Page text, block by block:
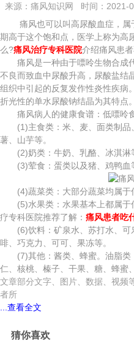
来源：痛风知识网 时间：2021-
痛风也可以叫高尿酸血症，属
期高于这个饱和点，医学上称为高
么?痛风治疗专科医院介绍痛风患
痛风是一种由于嘌呤生物合成
不良而致血中尿酸升高，尿酸盐结
组织中引起的反复发作性炎性疾病
折光性的单水尿酸钠结晶为其特点。
痛风病人的健康食谱：低嘌呤食
(1)主食类：米、麦、面类制品
薯、山芋等。
(2)奶类：牛奶、乳酪、冰淇淋
(3)荤食：蛋类以及猪、鸡鸭血
(4)蔬菜类：大部分蔬菜均属于
(5)水果类：水果基本上都属于
疗专科医院推荐了解： 痛风患者吃
(6)饮料：矿泉水、苏打水、可
啡、巧克力、可可、果冻等。
(7)其他：酱类、蜂蜜。油脂类
仁、核桃、榛子、干果、糖、蜂蜜
文章部分文字、图片、数据、视频
者所
...查看全文
猜你喜欢